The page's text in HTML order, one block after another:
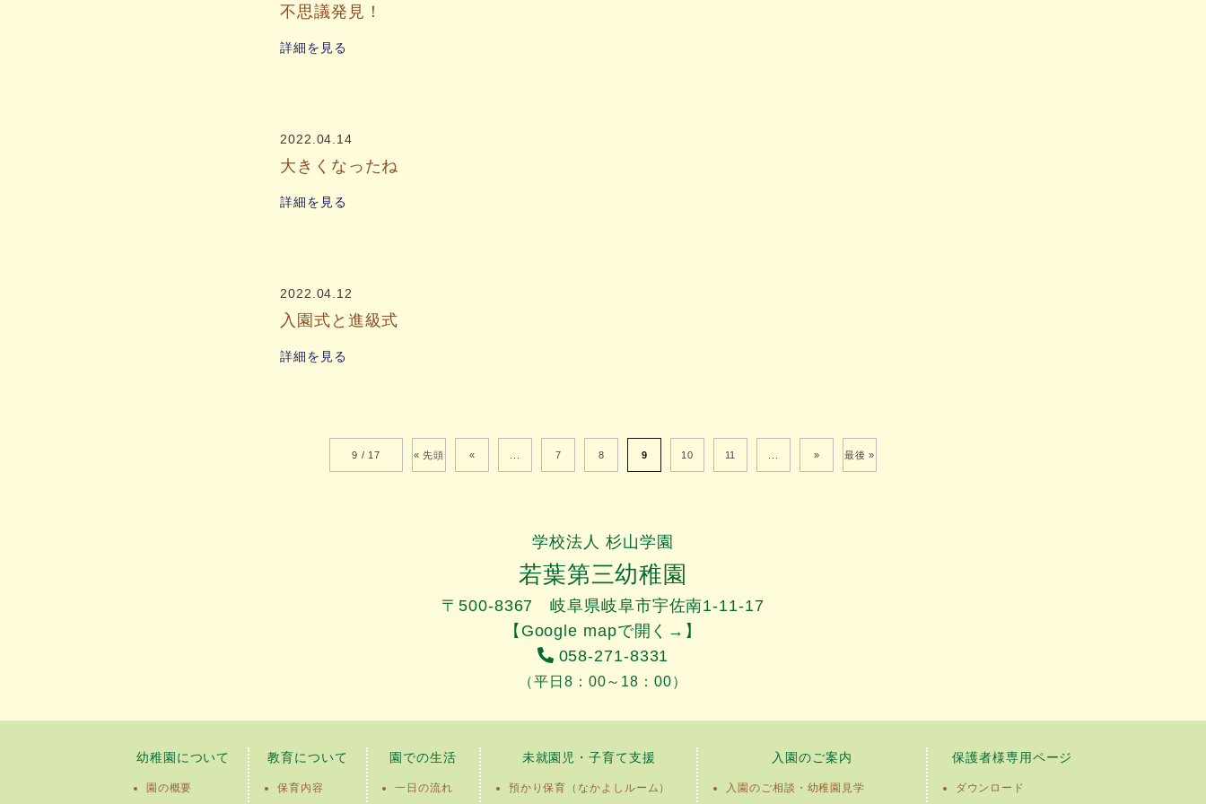
不思議発見！
詳細を見る
2022.04.14
大きくなったね
詳細を見る
2022.04.12
入園式と進級式
詳細を見る
9 / 17 « 先頭 « 7 8 9 10 11 » 最後 »
学校法人 杉山学園
若葉第三幼稚園
〒500-8367 岐阜県岐阜市宇佐南1-11-17
【Google mapで開く→】
058-271-8331
（平日8：00～18：00）
幼稚園について
園の概要
教育について
保育内容
園での生活
一日の流れ
未就園児・子育て支援
預かり保育（なかよしルーム）
入園のご案内
入園のご相談・幼稚園見学
保護者様専用ページ
ダウンロード